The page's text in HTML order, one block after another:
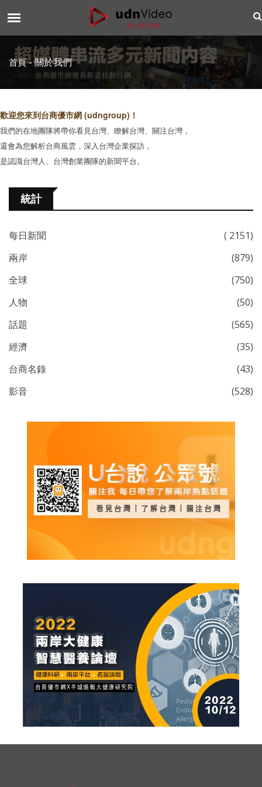
全媒体应用全行业营销发展，从创新、传播到培育，打造高品质创意
内容
首頁- 關於我們
歡迎您來到台商優市網 (udngroup)！
我們的在地團隊將帶你看見台灣、瞭解台灣、關注台灣，
還會為您解析台商風雲，深入台灣企業探訪，
是認識台灣人、台灣創業團隊的新聞平台。
統計
每日新聞
( 2151)
兩岸
(879)
全球
(750)
人物
(50)
話題
(565)
經濟
(35)
台商名錄
(43)
影音
(528)